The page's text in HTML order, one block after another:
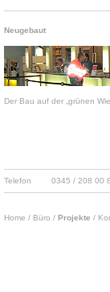
Neugebaut
Der Bau auf der „grünen
Telefon 0345 / 208 00
Home / Büro / Projekte /